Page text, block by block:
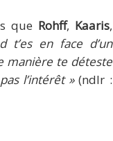
que Rohff, Kaaris,
t’es en face d’un
manière te déteste
l’intérêt »(ndlr :